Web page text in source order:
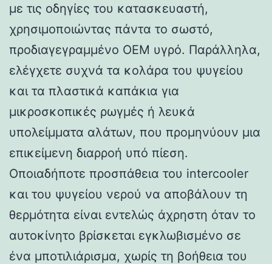
με τις οδηγίες του κατασκευαστή,
χρησιμοποιώντας πάντα το σωστό,
προδιαγεγραμμένο OEM υγρό. Παράλληλα,
ελέγχετε συχνά τα κολάρα του ψυγείου
και τα πλαστικά καπάκια για
μικροσκοπικές ρωγμές ή λευκά
υπολείμματα αλάτων, που προμηνύουν μια
επικείμενη διαρροή υπό πίεση.
Οποιαδήποτε προσπάθεια του intercooler
και του ψυγείου νερού να αποβάλουν τη
θερμότητα είναι εντελώς άχρηστη όταν το
αυτοκίνητο βρίσκεται εγκλωβισμένο σε
ένα μποτιλιάρισμα, χωρίς τη βοήθεια του